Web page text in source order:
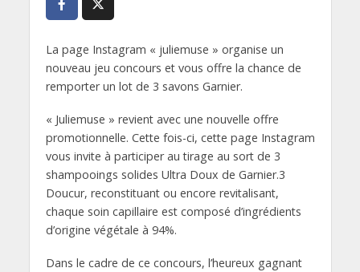
La page Instagram « juliemuse » organise un
nouveau jeu concours et vous offre la chance de
remporter un lot de 3 savons Garnier.
« Juliemuse » revient avec une nouvelle offre
promotionnelle. Cette fois-ci, cette page Instagram
vous invite à participer au tirage au sort de 3
shampooings solides Ultra Doux de Garnier.3
Doucur, reconstituant ou encore revitalisant,
chaque soin capillaire est composé d’ingrédients
d’origine végétale à 94%.
Dans le cadre de ce concours, l’heureux gagnant